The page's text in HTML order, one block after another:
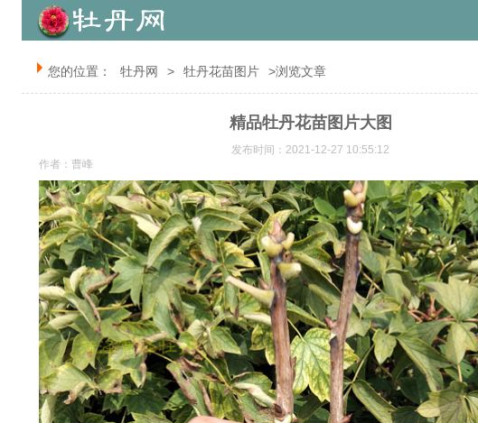
您的位置： 牡丹网 > 牡丹花苗图片 >浏览文章
精品牡丹花苗图片大图
发布时间：2021-12-27 10:55:12
作者：曹峰